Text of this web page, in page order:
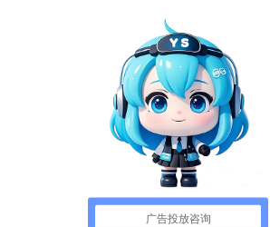
广告投放咨询